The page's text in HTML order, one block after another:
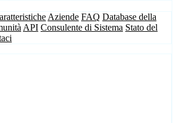
Aziende FAQ Database della
API Consulente di Sistema Stato del